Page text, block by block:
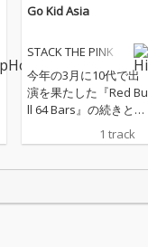
Go Kid Asia
STACK THE PINK
今年の3月に10代で出
演を果たした『Red Bu
ll 64 Bars』の続きとな
った楽曲がMusic Vide
oと同時に全ストリー
1 track